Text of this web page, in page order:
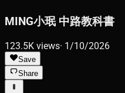
MING小珉 中路教科書
123.5K views· 1/10/2026
Save
Share